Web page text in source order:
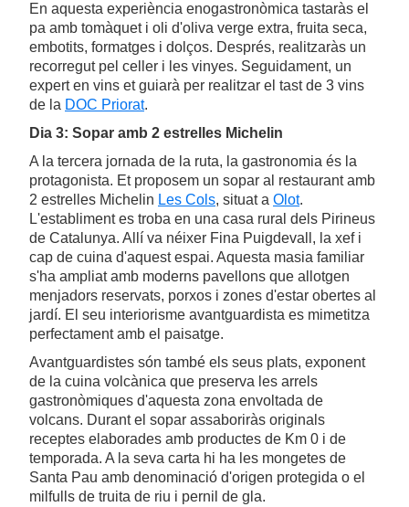
En aquesta experiència enogastronòmica tastaràs el
pa amb tomàquet i oli d'oliva verge extra, fruita seca,
embotits, formatges i dolços. Després, realitzaràs un
recorregut pel celler i les vinyes. Seguidament, un
expert en vins et guiarà per realitzar el tast de 3 vins
de la DOC Priorat.
Dia 3: Sopar amb 2 estrelles Michelin
A la tercera jornada de la ruta, la gastronomia és la
protagonista. Et proposem un sopar al restaurant amb
2 estrelles Michelin Les Cols, situat a Olot.
L'establiment es troba en una casa rural dels Pirineus
de Catalunya. Allí va néixer Fina Puigdevall, la xef i
cap de cuina d'aquest espai. Aquesta masia familiar
s'ha ampliat amb moderns pavellons que allotgen
menjadors reservats, porxos i zones d'estar obertes al
jardí. El seu interiorisme avantguardista es mimetitza
perfectament amb el paisatge.
Avantguardistes són també els seus plats, exponent
de la cuina volcànica que preserva les arrels
gastronòmiques d'aquesta zona envoltada de
volcans. Durant el sopar assaboriràs originals
receptes elaborades amb productes de Km 0 i de
temporada. A la seva carta hi ha les mongetes de
Santa Pau amb denominació d'origen protegida o el
milfulls de truita de riu i pernil de gla.